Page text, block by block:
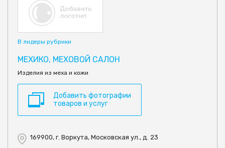
В лидеры рубрики
МЕХИКО, МЕХОВОЙ САЛОН
Изделия из меха и кожи
Добавить фотографии
товаров и услуг
169900, г. Воркута, Московская ул., д. 23